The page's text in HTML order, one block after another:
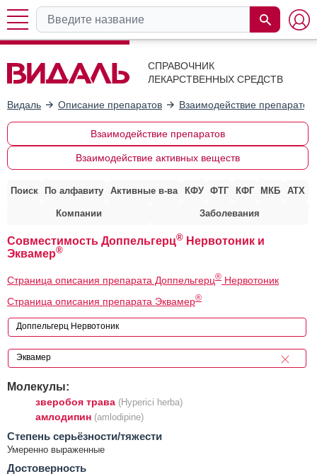
СПРАВОЧНИК
ЛЕКАРСТВЕННЫХ СРЕДСТВ
Видаль Описание препаратов Взаимодействие препаратов
Взаимодействие препаратов
Взаимодействие активных веществ
Поиск По алфавиту Активные в-ва КФУ ФТГ КФГ МКБ АТХ
Компании Заболевания
Совместимость Доппельгерц® Нервотоник и
Эквамер®
Страница описания препарата Доппельгерц® Нервотоник
Страница описания препарата Эквамер®
Молекулы:
зверобоя трава (Hyperici herba)
амлодипин (amlodipine)
Cтепень серьёзности/тяжести
Умеренно выраженные
Достоверность